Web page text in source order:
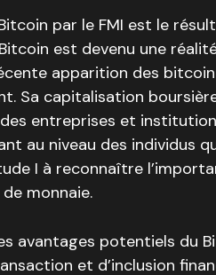
par le FMI est le
est devenu une
apparition des
Sa capitalisation
entreprises et
au niveau des individus
I à reconnaître
monnaie.
avantages potentiels du
et d’inclusion